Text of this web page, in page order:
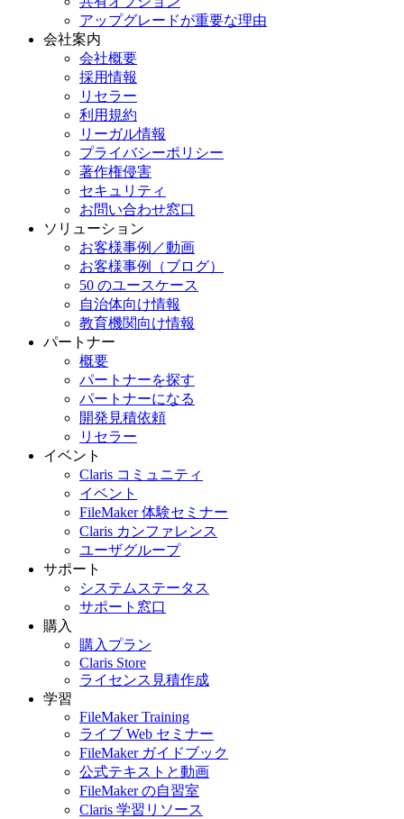
アップグレードが重要な理由
会社案内
会社概要
採用情報
リセラー
利用規約
リーガル情報
プライバシーポリシー
著作権侵害
セキュリティ
お問い合わせ窓口
ソリューション
お客様事例／動画
お客様事例（ブログ）
50 のユースケース
自治体向け情報
教育機関向け情報
パートナー
概要
パートナーを探す
パートナーになる
開発見積依頼
リセラー
イベント
Claris コミュニティ
イベント
FileMaker 体験セミナー
Claris カンファレンス
ユーザグループ
サポート
システムステータス
サポート窓口
購入
購入プラン
Claris Store
ライセンス見積作成
学習
FileMaker Training
ライブ Web セミナー
FileMaker ガイドブック
公式テキストと動画
FileMaker の自習室
Claris 学習リソース